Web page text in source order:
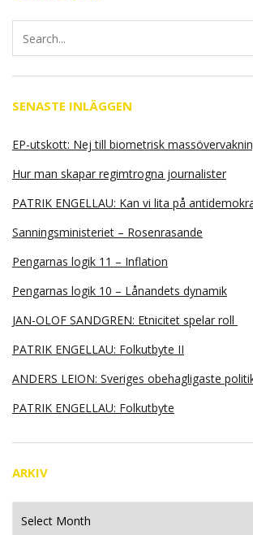
SENASTE INLÄGGEN
EP-utskott: Nej till biometrisk
Hur man skapar regimtrogna journalister
PATRIK ENGELLAU: Kan vi lita på
Sanningsministeriet – Rosenrasande
Pengarnas logik 11 – Inflation
Pengarnas logik 10 – Lånandets dynamik
JAN-OLOF SANDGREN: Etnicitet spelar roll
PATRIK ENGELLAU: Folkutbyte II
ANDERS LEION: Sveriges obehagligaste
PATRIK ENGELLAU: Folkutbyte
ARKIV